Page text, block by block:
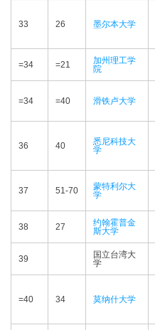
33 26 墨尔本大学
=34 =21
加州理工学
院
=34 =40 滑铁卢大学
36 40
悉尼科技大
学
37 51-70
蒙特利尔大
学
38 27
约翰霍普金
斯大学
39
国立台湾大
学
=40 34 莫纳什大学